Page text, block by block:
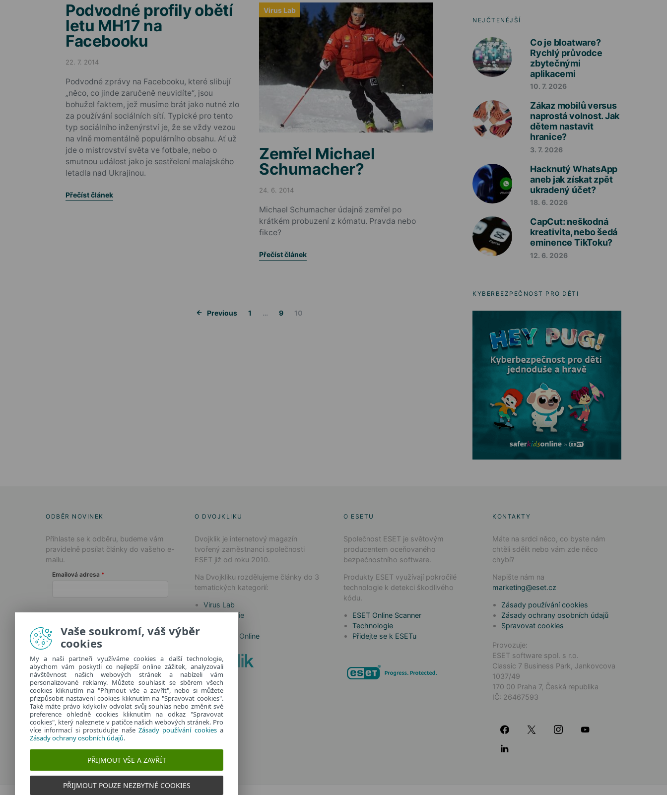
Podvodné profily obětí
letu MH17 na
Facebooku
Posted on
22. 7. 2014
Podvodné zprávy na Facebooku, které slibují
„něco, co jinde zaručeně neuvidíte“, jsou
bohužel faktem, jež musíme brát jako nutné zlo
za používání sociálních sítí. Typické pro tento
typ sociálního inženýrství je, že se vždy vezou
na vlně momentálně populárního obsahu. Ať už
jde o mistrovství světa ve fotbale, nebo o
smutnou událost jako je sestřelení malajského
letadla nad Ukrajinou.
Přečíst článek
Virus Lab
Zemřel Michael
Schumacher?
Posted on
24. 6. 2014
Michael Schumacher údajně zemřel po
krátkém probuzení z kómatu. Pravda nebo
fikce?
Přečíst článek
Stránkování příspěvků
Previous 1 … 9 10
NEJČTENĚJŠÍ
Co je bloatware?
Rychlý průvodce
zbytečnými
aplikacemi
10. 7. 2026
Zákaz mobilů versus
naprostá volnost. Jak
dětem nastavit
hranice?
3. 7. 2026
Hacknutý WhatsApp
aneb jak získat zpět
ukradený účet?
18. 6. 2026
CapCut: neškodná
kreativita, nebo šedá
eminence TikToku?
12. 6. 2026
KYBERBEZPEČNOST PRO DĚTI
ODBĚR NOVINEK
Přihlaste se k odběru, budeme vám
pravidelně posílat články do vašeho e-
mailu.
Emailová adresa
Další informace o zpracování
osobních údajů najdete v našich
zásadách ochrany osobních údajů
O DVOJKLIKU
Dvojklik je internetový magazín
tvořený zaměstnanci společnosti
ESET již od roku 2010.
Na Dvojkliku rozdělujeme články do 3
tematických kategorií:
Virus Lab
Technologie
Safer Kids Online
O ESETU
Společnost ESET je světovým
producentem oceňovaného
bezpečnostního software.
Produkty ESET využívají pokročilé
technologie k detekci škodlivého
kódu.
ESET Online Scanner
Technologie
Přidejte se k ESETu
KONTAKTY
Máte na srdci něco, co byste nám
chtěli sdělit nebo vám zde něco
chybí?
Napište nám na
marketing@eset.cz
Zásady používání cookies
Zásady ochrany osobních údajů
Spravovat cookies
Provozuje:
ESET software spol. s r.o.
Classic 7 Business Park, Jankovcova
1037/49
170 00 Praha 7, Česká republika
IČ: 26467593
Vaše soukromí, váš výběr
cookies
My a naši partneři využíváme cookies a další technologie,
abychom vám poskytli co nejlepší online zážitek, analyzovali
návštěvnost našich webových stránek a nabízeli vám
personalizované reklamy. Můžete souhlasit se sběrem všech
cookies kliknutím na "Přijmout vše a zavřít", nebo si můžete
přizpůsobit nastavení cookies kliknutím na "Spravovat cookies".
Také máte právo kdykoliv odvolat svůj souhlas nebo změnit své
preference ohledně cookies kliknutím na odkaz "Spravovat
cookies", který naleznete v patičce našich webových stránek. Pro
více informací si prostudujte naše Zásady používání cookiesa
Zásady ochrany osobních údajů.
PŘIJMOUT VŠE A ZAVŘÍT
PŘIJMOUT POUZE NEZBYTNÉ COOKIES